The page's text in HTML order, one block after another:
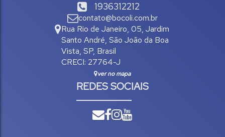
1936312212
contato@bocoli.com.br
Rua Rio de Janeiro, 05, Jardim
Santo André, São João da Boa
Vista, SP, Brasil
CRECI: 27764-J
ver no mapa
REDES SOCIAIS